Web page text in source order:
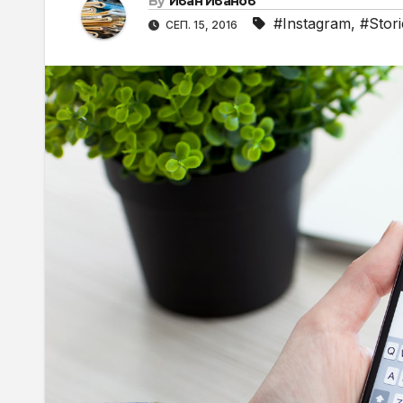
СЕП. 15, 2016 #Instagram,